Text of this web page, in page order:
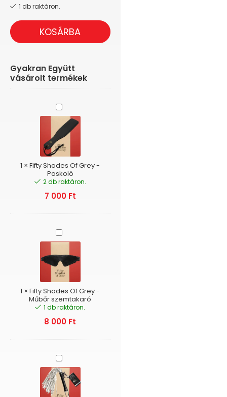
1 db raktáron.
KOSÁRBA
Gyakran Együtt
vásárolt termékek
Fifty
Shades
Of
Grey
-
Paskoló
1 ×Fifty Shades Of Grey -
Paskoló
2 db raktáron.
7 000 Ft
Fifty
Shades
Grey
-
Műbőr
szemtakaró
1 ×Fifty Shades Of Grey -
Műbőr szemtakaró
1 db raktáron.
8 000 Ft
Fifty
Shades
Of
Grey